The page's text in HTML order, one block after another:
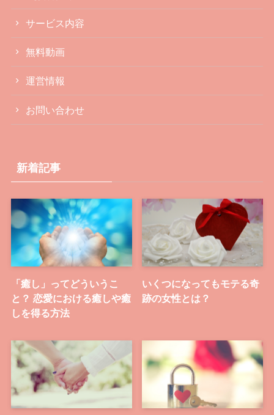
サービス内容
無料動画
運営情報
お問い合わせ
新着記事
「癒し」ってどういうこ
と？ 恋愛における癒しや癒
しを得る方法
いくつになってもモテる奇
跡の女性とは？